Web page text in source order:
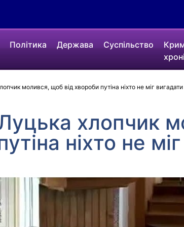
Політика Держава Суспільство
молився, щоб від хвороби путіна ніхто не міг вигадати
хлопчик
ніхто не